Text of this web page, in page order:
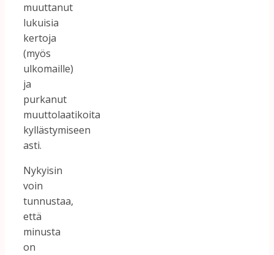
muuttanut
lukuisia
kertoja
(myös
ulkomaille)
ja
purkanut
muuttolaatikoita
kyllästymiseen
asti.
Nykyisin
voin
tunnustaa,
että
minusta
on